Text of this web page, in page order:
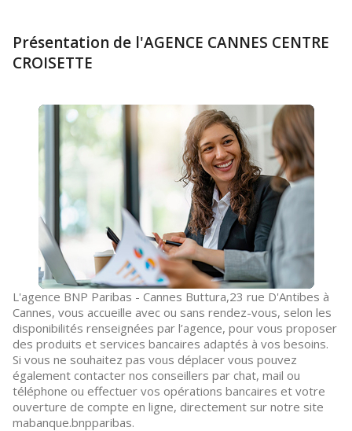
Présentation de l'AGENCE CANNES CENTRE
CROISETTE
L'agence BNP Paribas - Cannes Buttura,23 rue D'Antibes à
Cannes, vous accueille avec ou sans rendez-vous, selon les
disponibilités renseignées par l’agence, pour vous proposer
des produits et services bancaires adaptés à vos besoins.
Si vous ne souhaitez pas vous déplacer vous pouvez
également contacter nos conseillers par chat, mail ou
téléphone ou effectuer vos opérations bancaires et votre
ouverture de compte en ligne, directement sur notre site
mabanque.bnpparibas.